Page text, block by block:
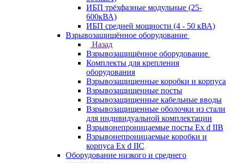
ИБП трёхфазные модульные (25-
600кВА)
ИБП средней мощности (4 - 50 кВА)
Взрывозащищённое оборудование
Назад
Взрывозащищённое оборудование
Комплекты для крепления
оборудования
Взрывозащищенные коробки и корпуса
Взрывозащищенные посты
Взрывозащищенные кабельные вводы
Взрывозащищенные оболочки из стали
для индивидуальной комплектации
Взрывонепроницаемые посты Ex d IIB
Взрывонепроницаемые коробки и
корпуса Ex d IIС
Оборудование низкого и среднего